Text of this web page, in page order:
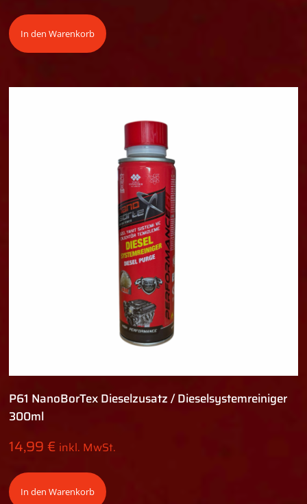
In den Warenkorb
P61 NanoBorTex Dieselzusatz / Dieselsystemreiniger
300ml
14,99€ inkl. MwSt.
In den Warenkorb